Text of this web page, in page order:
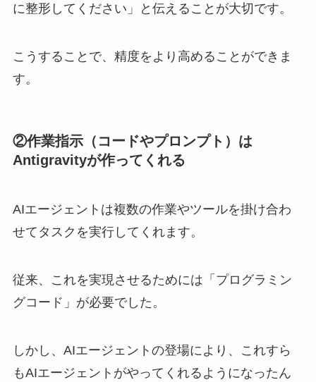
に整形してください」と伝えることが大切です。
こうすることで、精度をより高めることができま
す。
②作業指示（コードやプロンプト）は
Antigravityが作ってくれる
AIエージェントは複数の作業やツールを掛け合わ
せてタスクを実行してくれます。
従来、これを実現させるためには「プログラミン
グコード」が必要でした。
しかし、AIエージェントの登場により、これすら
もAIエージェントがやってくれるようになったん